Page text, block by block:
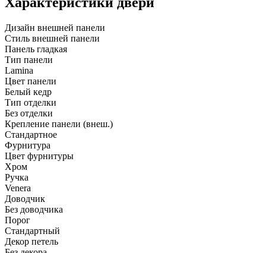
Дизайн внешней панели
Стиль внешней панели
Панель гладкая
Тип панели
Lamina
Цвет панели
Белый кедр
Тип отделки
Без отделки
Крепление панели (внеш.)
Стандартное
Фурнитура
Цвет фурнитуры
Хром
Ручка
Venera
Доводчик
Без доводчика
Порог
Стандартный
Декор петель